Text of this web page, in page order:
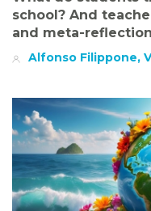
school? And
and meta-
Alfonso Filippone,